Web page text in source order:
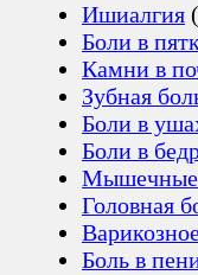
Ишиалгия
Боли в
Камни в
Зубная
Боли в
Боли в
Мышечные
Головная
Боль в